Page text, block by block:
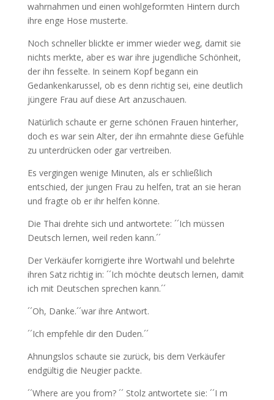
wahrnahmen und einen wohlgeformten Hintern durch
ihre enge Hose musterte.
Noch schneller blickte er immer wieder weg, damit sie
nichts merkte, aber es war ihre jugendliche Schönheit,
der ihn fesselte. In seinem Kopf begann ein
Gedankenkarussel, ob es denn richtig sei, eine deutlich
jüngere Frau auf diese Art anzuschauen.
Natürlich schaute er gerne schönen Frauen hinterher,
doch es war sein Alter, der ihn ermahnte diese Gefühle
zu unterdrücken oder gar vertreiben.
Es vergingen wenige Minuten, als er schließlich
entschied, der jungen Frau zu helfen, trat an sie heran
und fragte ob er ihr helfen könne.
Die Thai drehte sich und antwortete: ´´Ich müssen
Deutsch lernen, weil reden kann.´´
Der Verkäufer korrigierte ihre Wortwahl und belehrte
ihren Satz richtig in: ´´Ich möchte deutsch lernen, damit
ich mit Deutschen sprechen kann.´´
´´Oh, Danke.´´war ihre Antwort.
´´Ich empfehle dir den Duden.´´
Ahnungslos schaute sie zurück, bis dem Verkäufer
endgültig die Neugier packte.
´´Where are you from? ´´ Stolz antwortete sie: ´´I m